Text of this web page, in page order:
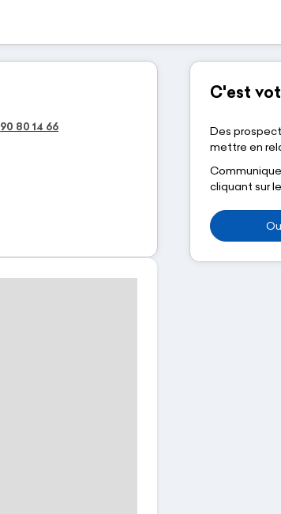
90 80 14 66
C'est
Des
mettre en
cliquant sur